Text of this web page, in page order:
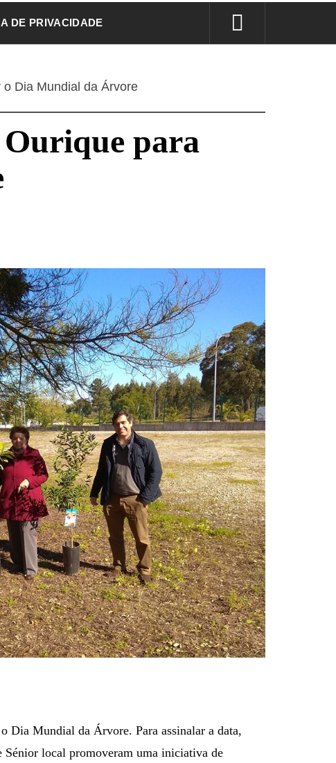
DE PRIVACIDADE
Dia Mundial da Árvore
Ourique para
Dia Mundial da Árvore. Para assinalar a data,
local promoveram uma iniciativa de